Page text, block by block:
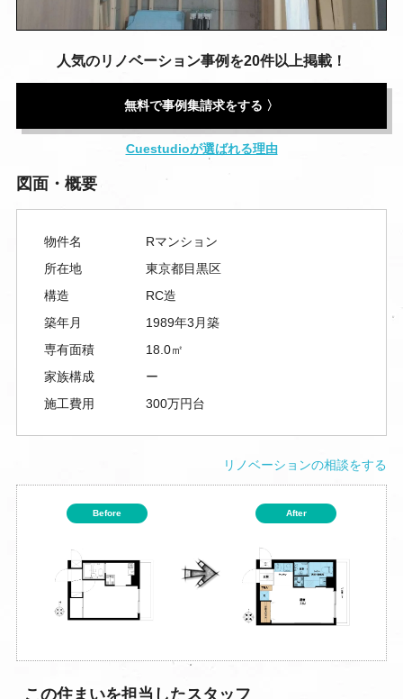
人気のリノベーション事例を20件以上掲載！
無料で事例集請求をする 〉
Cuestudioが選ばれる理由
図面・概要
物件名
Rマンション
所在地
東京都目黒区
構造
RC造
築年月
1989年3月築
専有面積
18.0㎡
家族構成
ー
施工費用
300万円台
リノベーションの相談をする
Before After
この住まいを担当したスタッフ